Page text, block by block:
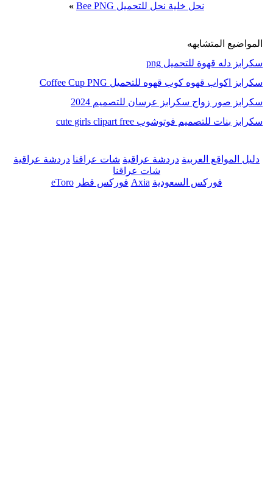
نحل خلية نحل للتحميل Bee PNG
»
المواضيع المتشابهه
سكرابز دله قهوة للتحميل png
سكرابز اكواب قهوه كوب قهوه للتحميل Coffee Cup PNG
سكرابز صور زواج سكرابز عرسان للتصميم 2024
سكرابز بنات للتصميم فوتوشوب cute girls clipart free
دليل المواقع العربية دردشة عراقية شات عراقنا دردشة عراقية
شات عراقنا
فوركس السعودية Axia فوركس قطر eToro